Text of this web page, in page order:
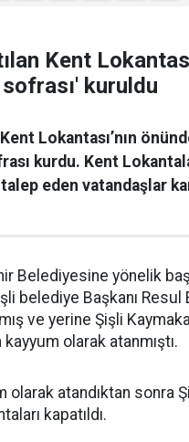
Kent
kuruldu
Lokantası’nın
kurdu. Kent
talep eden vatandaşlar
Belediyesine yönelik
belediye Başkanı Resul
ve yerine Şişli
olarak atanmıştı.
olarak atandıktan sonra
kapatıldı.